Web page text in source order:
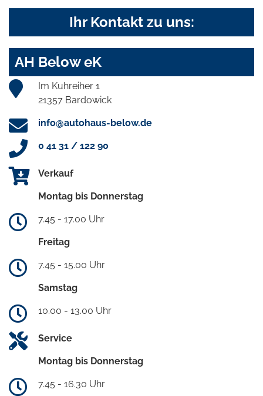
Ihr Kontakt zu uns:
AH Below eK
Im Kuhreiher 1
21357 Bardowick
info@autohaus-below.de
0 41 31 / 122 90
Verkauf
Montag bis Donnerstag
7.45 - 17.00 Uhr
Freitag
7.45 - 15.00 Uhr
Samstag
10.00 - 13.00 Uhr
Service
Montag bis Donnerstag
7.45 - 16.30 Uhr